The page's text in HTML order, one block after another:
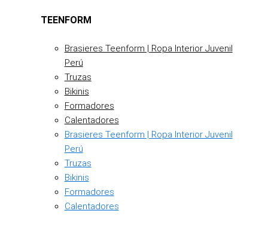
TEENFORM
Brasieres Teenform | Ropa Interior Juvenil
Perú
Truzas
Bikinis
Formadores
Calentadores
Brasieres Teenform | Ropa Interior Juvenil
Perú
Truzas
Bikinis
Formadores
Calentadores